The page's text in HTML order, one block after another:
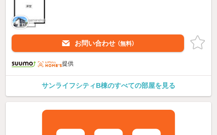
お問い合わせ （無料）
提供
サンライフシティB棟のすべての部屋を見る